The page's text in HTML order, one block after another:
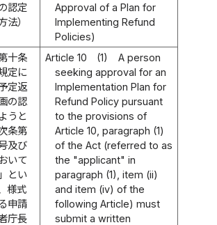
認定
法）
Approval of a Plan for
Implementing Refund
Policies)
十条
定に
定返
の認
うと
条第
及び
いて
とい
様式
申請
庁長
Article 10 (1)
A person
seeking approval for an
Implementation Plan for
Refund Policy pursuant
to the provisions of
Article 10, paragraph (1)
of the Act (referred to as
the "applicant" in
paragraph (1), item (ii)
and item (iv) of the
following Article) must
submit a written